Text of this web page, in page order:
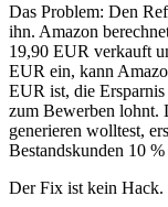
Das Problem: Den
ihn. Amazon
19,90 EUR verkauft
EUR ein, kann
EUR ist, die
zum Bewerben lohnt.
generieren wolltest,
Bestandskunden 10
Der Fix ist kein Hack.